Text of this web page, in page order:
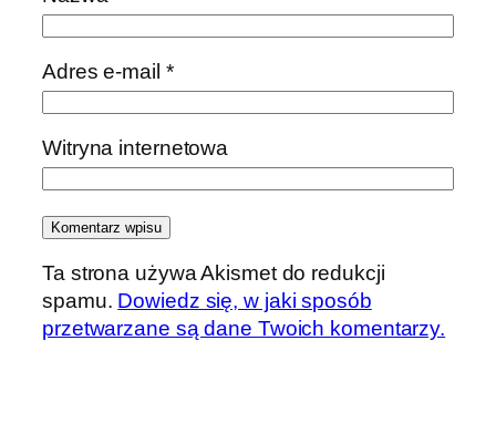
Adres e-mail *
Witryna internetowa
Ta strona używa Akismet do redukcji
spamu. Dowiedz się, w jaki sposób
przetwarzane są dane Twoich komentarzy.